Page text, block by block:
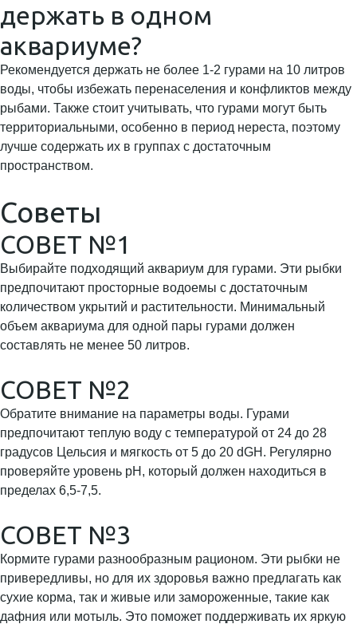
держать в одном
аквариуме?
Рекомендуется держать не более 1-2 гурами на 10 литров
воды, чтобы избежать перенаселения и конфликтов между
рыбами. Также стоит учитывать, что гурами могут быть
территориальными, особенно в период нереста, поэтому
лучше содержать их в группах с достаточным
пространством.
Советы
СОВЕТ №1
Выбирайте подходящий аквариум для гурами. Эти рыбки
предпочитают просторные водоемы с достаточным
количеством укрытий и растительности. Минимальный
объем аквариума для одной пары гурами должен
составлять не менее 50 литров.
СОВЕТ №2
Обратите внимание на параметры воды. Гурами
предпочитают теплую воду с температурой от 24 до 28
градусов Цельсия и мягкость от 5 до 20 dGH. Регулярно
проверяйте уровень pH, который должен находиться в
пределах 6,5-7,5.
СОВЕТ №3
Кормите гурами разнообразным рационом. Эти рыбки не
привередливы, но для их здоровья важно предлагать как
сухие корма, так и живые или замороженные, такие как
дафния или мотыль. Это поможет поддерживать их яркую